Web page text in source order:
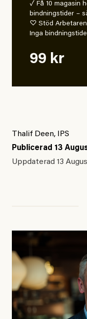
✓ Få 10 magasin
bindningstider –
♡ Stöd Arbetaren
Inga
99 kr
Thalif Deen, IPS
Publicerad 13
Uppdaterad 13